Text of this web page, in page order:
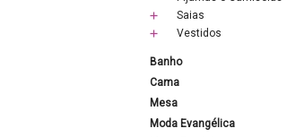
Saias
Vestidos
Banho
Cama
Mesa
Moda Evangélica